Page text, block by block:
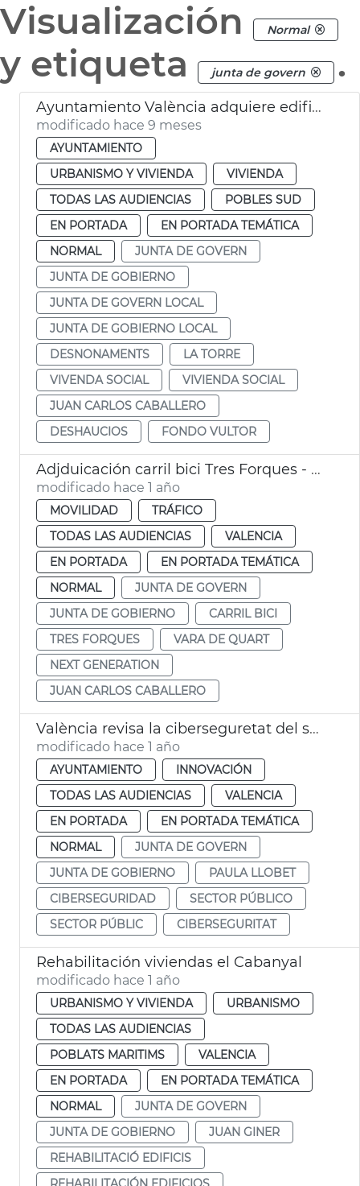
Visualización
Normal
y etiqueta junta de govern .
Ayuntamiento València adquiere edificio La Torre vivienda social
modificado hace 9 meses
AYUNTAMIENTO
URBANISMO Y VIVIENDA
VIVIENDA
TODAS LAS AUDIENCIAS
POBLES SUD
EN PORTADA
EN PORTADA TEMÁTICA
NORMAL
JUNTA DE GOVERN
JUNTA DE GOBIERNO
JUNTA DE GOVERN LOCAL
JUNTA DE GOBIERNO LOCAL
DESNONAMENTS
LA TORRE
VIVENDA SOCIAL
VIVIENDA SOCIAL
JUAN CARLOS CABALLERO
DESHAUCIOS
FONDO VULTOR
Adjduicación carril bici Tres Forques - Vara de Quart
modificado hace 1 año
MOVILIDAD
TRÁFICO
TODAS LAS AUDIENCIAS
VALENCIA
EN PORTADA
EN PORTADA TEMÁTICA
NORMAL
JUNTA DE GOVERN
JUNTA DE GOBIERNO
CARRIL BICI
TRES FORQUES
VARA DE QUART
NEXT GENERATION
JUAN CARLOS CABALLERO
València revisa la ciberseguretat del sector públic
modificado hace 1 año
AYUNTAMIENTO
INNOVACIÓN
TODAS LAS AUDIENCIAS
VALENCIA
EN PORTADA
EN PORTADA TEMÁTICA
NORMAL
JUNTA DE GOVERN
JUNTA DE GOBIERNO
PAULA LLOBET
CIBERSEGURIDAD
SECTOR PÚBLICO
SECTOR PÚBLIC
CIBERSEGURITAT
Rehabilitación viviendas el Cabanyal
modificado hace 1 año
URBANISMO Y VIVIENDA
URBANISMO
TODAS LAS AUDIENCIAS
POBLATS MARITIMS
VALENCIA
EN PORTADA
EN PORTADA TEMÁTICA
NORMAL
JUNTA DE GOVERN
JUNTA DE GOBIERNO
JUAN GINER
REHABILITACIÓ EDIFICIS